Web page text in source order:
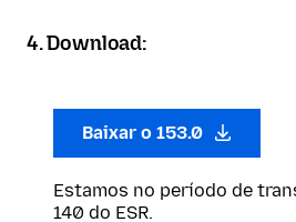
4. Download:
Baixar o 153.0
Estamos no período de
140 do ESR.